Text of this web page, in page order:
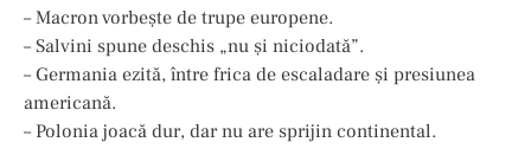
– Macron vorbește de trupe europene.
– Salvini spune deschis „nu și niciodată”.
– Germania ezită, între frica de escaladare și presiunea
americană.
– Polonia joacă dur, dar nu are sprijin continental.